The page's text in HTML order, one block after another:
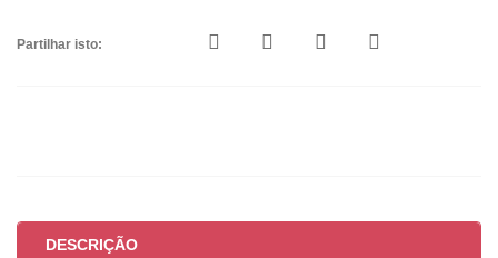
Partilhar isto:
DESCRIÇÃO